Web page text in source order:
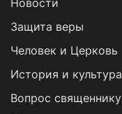
Новости
Защита веры
Человек и Церковь
История и культура
Вопрос священнику